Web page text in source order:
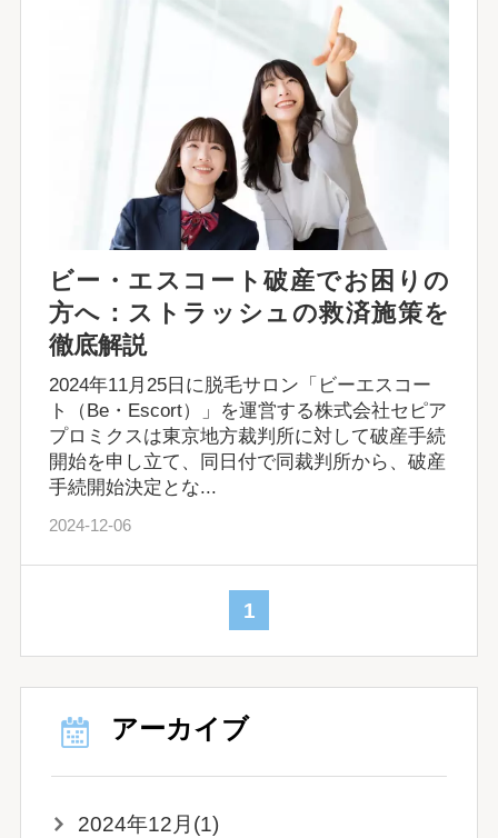
ビー・エスコート破産でお困りの
方へ：ストラッシュの救済施策を
徹底解説
2024年11月25日に脱毛サロン「ビーエスコー
ト（Be・Escort）」を運営する株式会社セピア
プロミクスは東京地方裁判所に対して破産手続
開始を申し立て、同日付で同裁判所から、破産
手続開始決定とな...
2024-12-06
1
アーカイブ
2024年12月(1)